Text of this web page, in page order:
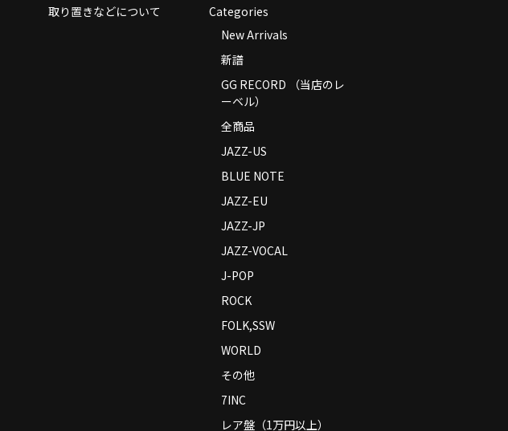
取り置きなどについて
Categories
New Arrivals
新譜
GG RECORD （当店のレ
ーベル）
全商品
JAZZ-US
BLUE NOTE
JAZZ-EU
JAZZ-JP
JAZZ-VOCAL
J-POP
ROCK
FOLK,SSW
WORLD
その他
7INC
レア盤（1万円以上）